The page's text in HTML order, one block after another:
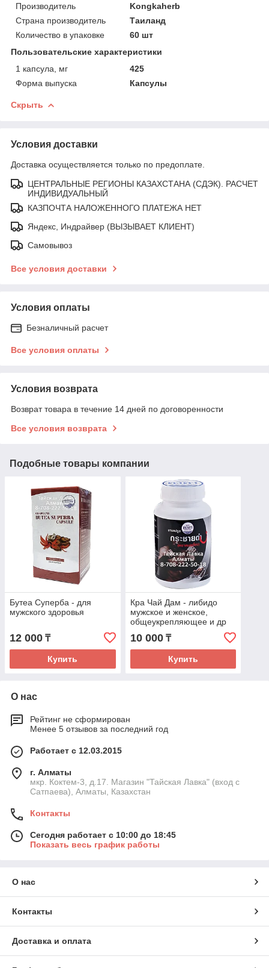
Производитель
Kongkaherb
Страна производитель
Таиланд
Количество в упаковке
60 шт
Пользовательские характеристики
1 капсула, мг
425
Форма выпуска
Капсулы
Скрыть
Условия доставки
Доставка осуществляется только по предоплате.
ЦЕНТРАЛЬНЫЕ РЕГИОНЫ КАЗАХСТАНА (СДЭК). РАСЧЕТ
ИНДИВИДУАЛЬНЫЙ
КАЗПОЧТА НАЛОЖЕННОГО ПЛАТЕЖА НЕТ
Яндекс, Индрайвер (ВЫЗЫВАЕТ КЛИЕНТ)
Самовывоз
Все условия доставки
Условия оплаты
Безналичный расчет
Все условия оплаты
Условия возврата
Возврат товара в течение 14 дней по договоренности
Все условия возврата
Подобные товары компании
Бутеа Суперба - для
мужского здоровья
12 000 ₸
Купить
Кра Чай Дам - либидо
мужское и женское,
общеукрепляющее и др
10 000₸
Купить
О нас
Рейтинг не сформирован
Менее 5 отзывов за последний год
Работает с 12.03.2015
г. Алматы
мкр. Коктем-3, д.17. Магазин "Тайская Лавка" (вход с
Сатпаева), Алматы, Казахстан
Контакты
Сегодня работает с 10:00 до 18:45
Показать весь график работы
О нас
Контакты
Доставка и оплата